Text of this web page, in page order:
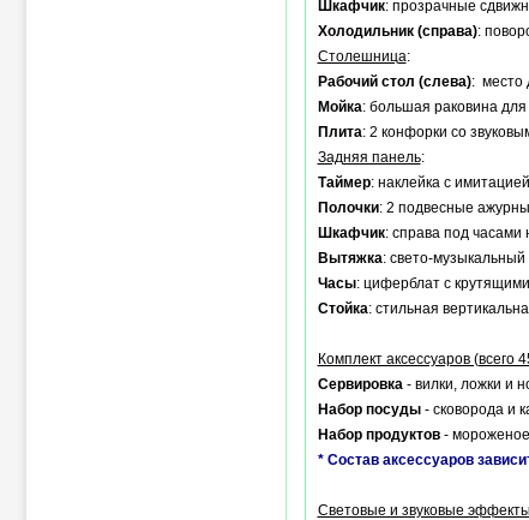
Шкафчик: прозрачные
Холодильник (справа):
Столешница:
Рабочий стол (слева): место
Мойка: большая раковина
Плита: 2 конфорки со
Задняя панель:
Таймер: наклейка с
Полочки: 2 подвесные
Шкафчик: справа под часами
Вытяжка: свето-
Часы: циферблат с
Стойка: стильная
Комплект аксессуаров (всего
Сервировка- вилки, ложки и
Набор посуды- сковорода и
Набор продуктов-
* Состав аксессуаров
Световые и звуковые